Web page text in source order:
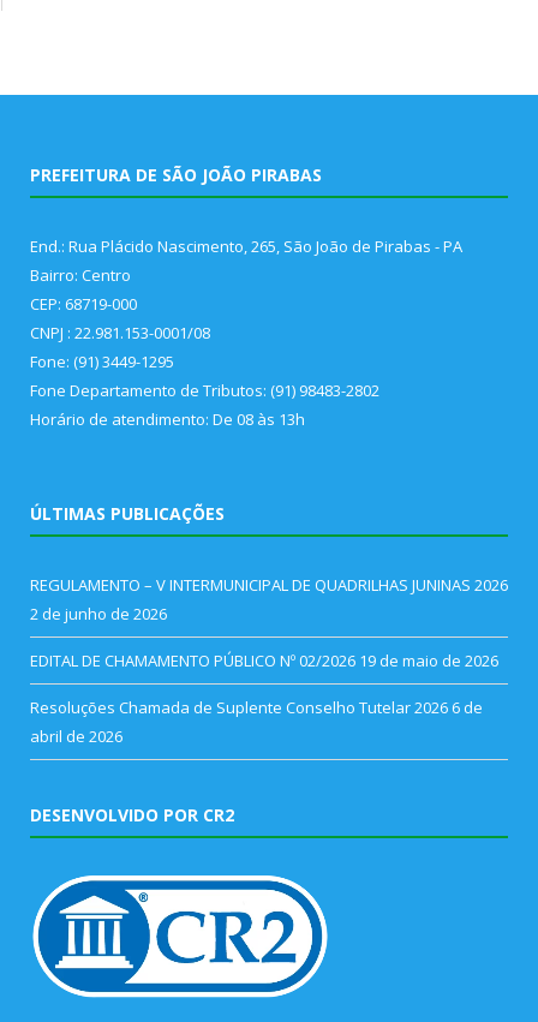
PREFEITURA DE SÃO JOÃO PIRABAS
End.: Rua Plácido Nascimento, 265, São João de Pirabas - PA
Bairro: Centro
CEP: 68719-000
CNPJ : 22.981.153-0001/08
Fone: (91) 3449-1295
Fone Departamento de Tributos: (91) 98483-2802
Horário de atendimento: De 08 às 13h
ÚLTIMAS PUBLICAÇÕES
REGULAMENTO – V INTERMUNICIPAL DE QUADRILHAS JUNINAS 2026
2 de junho de 2026
EDITAL DE CHAMAMENTO PÚBLICO Nº 02/2026 19 de maio de 2026
Resoluções Chamada de Suplente Conselho Tutelar 2026 6 de
abril de 2026
DESENVOLVIDO POR CR2